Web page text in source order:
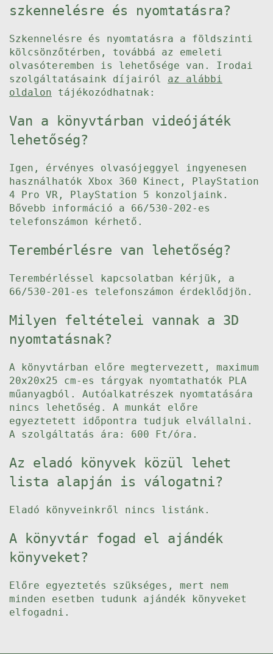
szkennelésre és nyomtatásra?
Szkennelésre és nyomtatásra a földszinti
kölcsönzőtérben, továbbá az emeleti
olvasóteremben is lehetősége van. Irodai
szolgáltatásaink díjairól az alábbi
oldalon tájékozódhatnak:
Van a könyvtárban videójáték
lehetőség?
Igen, érvényes olvasójeggyel ingyenesen
használhatók Xbox 360 Kinect, PlayStation
4 Pro VR, PlayStation 5 konzoljaink.
Bővebb információ a 66/530-202-es
telefonszámon kérhető.
Terembérlésre van lehetőség?
Terembérléssel kapcsolatban kérjük, a
66/530-201-es telefonszámon érdeklődjön.
Milyen feltételei vannak a 3D
nyomtatásnak?
A könyvtárban előre megtervezett, maximum
20x20x25 cm-es tárgyak nyomtathatók PLA
műanyagból. Autóalkatrészek nyomtatására
nincs lehetőség. A munkát előre
egyeztetett időpontra tudjuk elvállalni.
A szolgáltatás ára: 600 Ft/óra.
Az eladó könyvek közül lehet
lista alapján is válogatni?
Eladó könyveinkről nincs listánk.
A könyvtár fogad el ajándék
könyveket?
Előre egyeztetés szükséges, mert nem
minden esetben tudunk ajándék könyveket
elfogadni.